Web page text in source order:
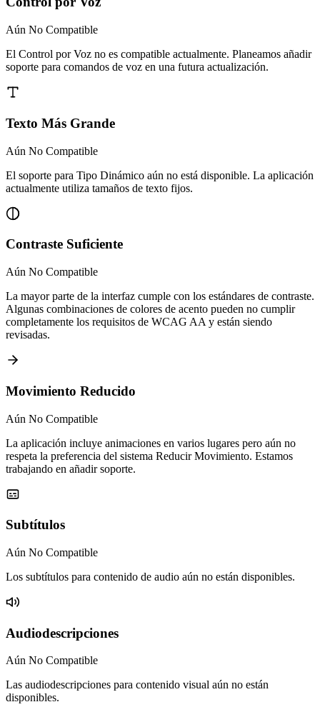
Aún No Compatible
El Control por Voz no es compatible actualmente. Planeamos añadir
soporte para comandos de voz en una futura actualización.
Texto Más Grande
Aún No Compatible
El soporte para Tipo Dinámico aún no está disponible. La aplicación
actualmente utiliza tamaños de texto fijos.
Contraste Suficiente
Aún No Compatible
La mayor parte de la interfaz cumple con los estándares de contraste.
Algunas combinaciones de colores de acento pueden no cumplir
completamente los requisitos de WCAG AA y están siendo
revisadas.
Movimiento Reducido
Aún No Compatible
La aplicación incluye animaciones en varios lugares pero aún no
respeta la preferencia del sistema Reducir Movimiento. Estamos
trabajando en añadir soporte.
Subtítulos
Aún No Compatible
Los subtítulos para contenido de audio aún no están disponibles.
Audiodescripciones
Aún No Compatible
Las audiodescripciones para contenido visual aún no están
disponibles.